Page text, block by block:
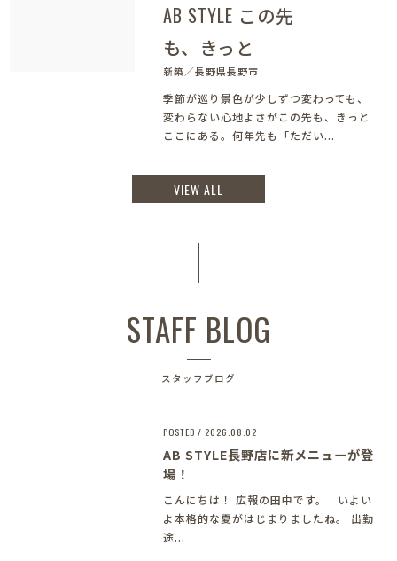
AB STYLE この先
も、きっと
新築／長野県長野市
季節が巡り景色が少しずつ変わっても、
変わらない心地よさがこの先も、きっと
ここにある。何年先も「ただい...
VIEW ALL
STAFF BLOG
スタッフブログ
POSTED / 2026.08.02
AB STYLE長野店に新メニューが登
場！
こんにちは！ 広報の田中です。 いよい
よ本格的な夏がはじまりましたね。 出勤
途...